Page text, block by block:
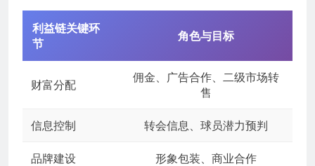
利益链关键环
节
角色与目标
财富分配
佣金、广告合作、二级市场转
售
信息控制 转会信息、球员潜力预判
品牌建设 形象包装、商业合作